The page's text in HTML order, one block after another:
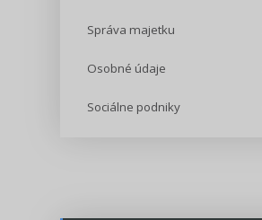
Správa majetku
Osobné údaje
Sociálne podniky